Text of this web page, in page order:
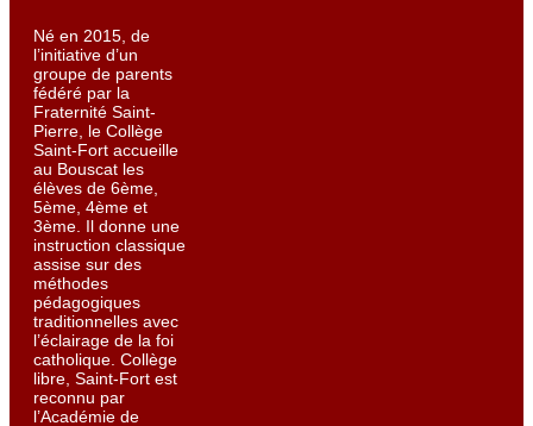
Né en 2015, de
l’initiative d’un
groupe de parents
fédéré par la
Fraternité Saint-
Pierre, le Collège
Saint-Fort accueille
au Bouscat les
élèves de 6ème,
5ème, 4ème et
3ème. Il donne une
instruction classique
assise sur des
méthodes
pédagogiques
traditionnelles avec
l’éclairage de la foi
catholique. Collège
libre, Saint-Fort est
reconnu par
l’Académie de